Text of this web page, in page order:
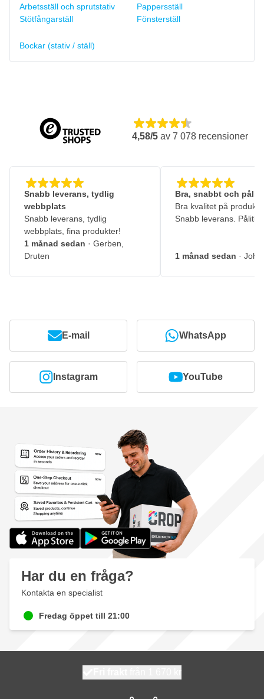
Arbetsställ och sprutstativ
Stötfångarställ
Pappersställ
Fönsterställ
Bockar (stativ / ställ)
4,58/5 av 7 078 recensioner
Snabb leverans, tydlig
webbplats
Snabb leverans, tydlig
webbplats, fina produkter!
1 månad sedan · Gerben,
Druten
Bra, snabbt och
Bra kvalitet på
Snabb leverans.
1 månad sedan ·
E-mail WhatsApp
Instagram YouTube
Har du en fråga?
Kontakta en specialist
Fredag öppet till 21:00